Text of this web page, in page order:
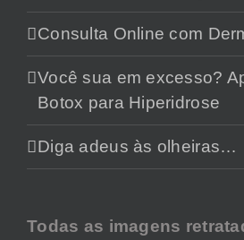
Consulta Online com
Você sua em excesso?
Botox para Hiperidrose
Diga adeus às olheiras…
Todas as imagens